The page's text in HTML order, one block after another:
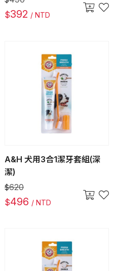
$392 / NTD
A&H 犬用3合1潔牙套組(深
潔)
$620
$496 / NTD